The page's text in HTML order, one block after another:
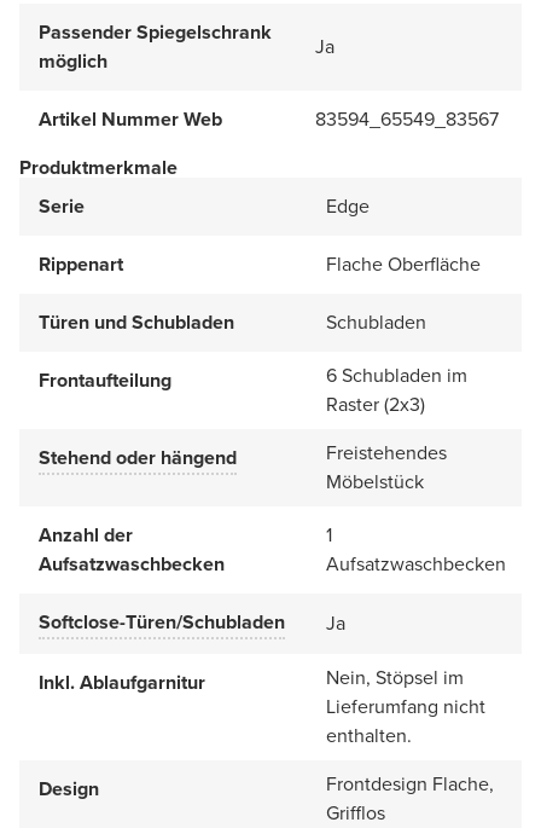
Passender Spiegelschrank
möglich
Ja
Artikel Nummer Web
83594_65549_83567
Produktmerkmale
Serie
Edge
Rippenart Flache Oberfläche
Türen und Schubladen Schubladen
Frontaufteilung
6 Schubladen im
Raster (2x3)
Stehend oder hängend
Freistehendes
Möbelstück
Anzahl der
Aufsatzwaschbecken
1
Aufsatzwaschbecken
Softclose-Türen/Schubladen Ja
Inkl. Ablaufgarnitur
Nein, Stöpsel im
Lieferumfang nicht
enthalten.
Design
Frontdesign Flache,
Grifflos